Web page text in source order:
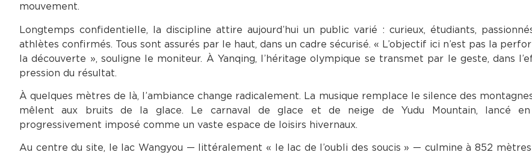
mouvement.
Longtemps confidentielle, la discipline attire aujourd’hui un public varié : curieux, étudiants,
athlètes confirmés. Tous sont assurés par le haut, dans un cadre sécurisé. « L’objectif ici n’est pas la
la découverte », souligne le moniteur. À Yanqing, l’héritage olympique se transmet par le geste, dans
pression du résultat.
À quelques mètres de là, l’ambiance change radicalement. La musique remplace le silence des
mêlent aux bruits de la glace. Le carnaval de glace et de neige de Yudu Mountain, lancé en
progressivement imposé comme un vaste espace de loisirs hivernaux.
Au centre du site, le lac Wangyou — littéralement « le lac de l’oubli des soucis » — culmine à 852 mètres